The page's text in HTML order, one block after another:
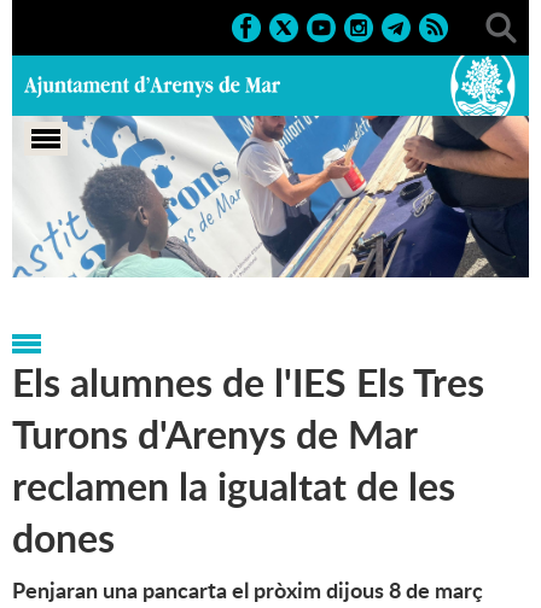
Portada > Notícies > Marcs > Culturals > 2007
Dia de la
Dona 2007
Els alumnes de l'IES Els Tres
Turons d'Arenys de Mar
reclamen la igualtat de les
dones
Penjaran una pancarta el pròxim dijous 8 de març